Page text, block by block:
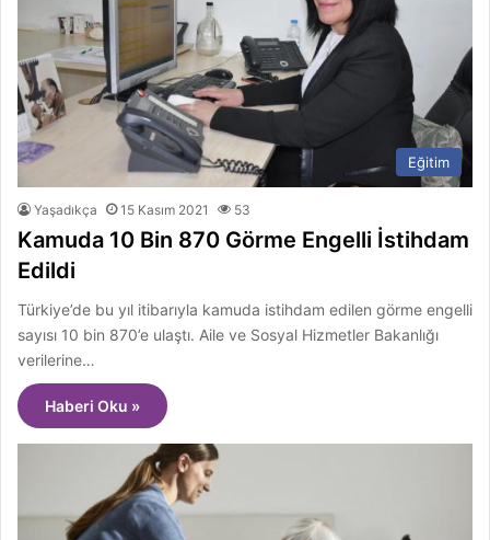
Eğitim
Yaşadıkça 15 Kasım 2021 53
Kamuda 10 Bin 870 Görme Engelli İstihdam
Edildi
Türkiye’de bu yıl itibarıyla kamuda istihdam edilen görme engelli
sayısı 10 bin 870’e ulaştı. Aile ve Sosyal Hizmetler Bakanlığı
verilerine…
Haberi Oku »